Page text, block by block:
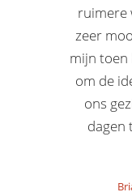
ruimere
zeer
mijn toen
om de
ons
dagen